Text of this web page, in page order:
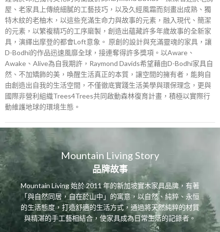
屋、老家具上傳統細膩的工藝技巧，以及久經風霜而刻畫出成熟、獨
特木紋的老柚木，以這些充滿生命力與故事的元素，融入現代、簡潔
的元素，以繁複精巧的工序磨製，創造出蘊藏許多年歲故事的全新家
具，演繹出摩登的都會Loft意象。 原創的設計與充滿靈魂的家具，讓
D-Bodhi的作品迅速風靡全球，接連奪得許多獎項。以Aware、
Awake、Alive為自我期許，Raymond Davids希望藉由D-Bodhi家具自
然、不加矯飾的美，喚醒生活真正的本質，讓空間的擁有者，能夠自
由創造出自我的生活空間，不僅徹底實踐生活美學與環保理念，更與
國際非營利組織Trees4Trees共同啟動森林復育計畫，積極以實際行
動維護地球的環境生態。
Mountain Living Story
品牌故事
Mountain Living 始於 2011 年的新加坡實木家具品牌，有著
「與自然同居，自在於山中」的寓意，以自然、純粹、永恒
的生活態度，打造舒適的生活方式，通過將天然純粹的材質
與精湛的手工藝相結合，使家具成為日常生活的記錄者。